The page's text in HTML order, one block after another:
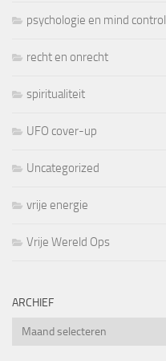
psychologie en mind control
recht en onrecht
spiritualiteit
UFO cover-up
Uncategorized
vrije energie
Vrije Wereld Ops
ARCHIEF
Archief